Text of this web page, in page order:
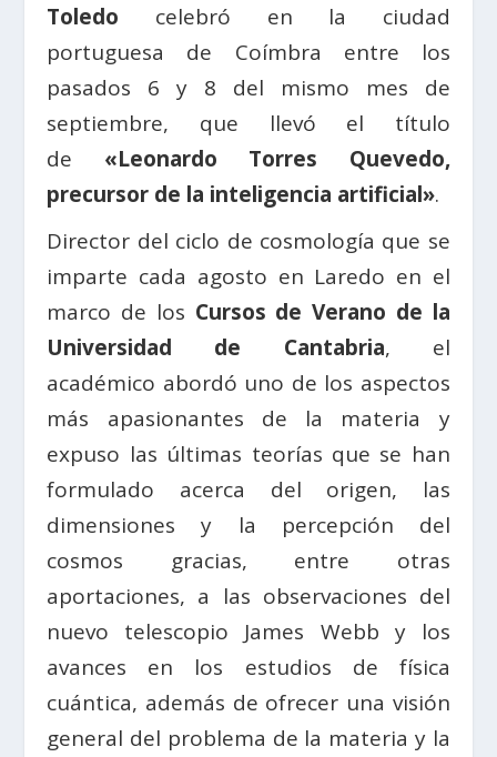
Toledo celebró en la ciudad
portuguesa de Coímbra entre los
pasados 6 y 8 del mismo mes de
septiembre, que llevó el título
de
«Leonardo Torres Quevedo,
precursor de la inteligencia artificial».
Director del ciclo de cosmología que se
imparte cada agosto en Laredo en el
marco de los Cursos de Verano de la
Universidad de Cantabria, el
académico abordó uno de los aspectos
más apasionantes de la materia y
expuso las últimas teorías que se han
formulado acerca del origen, las
dimensiones y la percepción del
cosmos gracias, entre otras
aportaciones, a las observaciones del
nuevo telescopio James Webb y los
avances en los estudios de física
cuántica, además de ofrecer una visión
general del problema de la materia y la